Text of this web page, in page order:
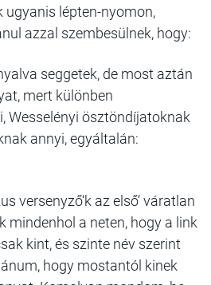
ugyanis lépten-nyomon,
azzal szembesülnek, hogy:
seggetek, de most aztán
mert különben
Wesselényi ösztöndíjatoknak
annyi, egyáltalán:
versenyző‘k az első‘ váratlan
mindenhol a neten, hogy a link
kint, és szinte név szerint
hogy mostantól kinek